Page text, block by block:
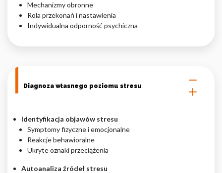
Mechanizmy obronne
Rola przekonań i nastawienia
Indywidualna odporność psychiczna
Diagnoza własnego poziomu stresu
Identyfikacja objawów stresu
Symptomy fizyczne i emocjonalne
Reakcje behawioralne
Ukryte oznaki przeciążenia
Autoanaliza źródeł stresu